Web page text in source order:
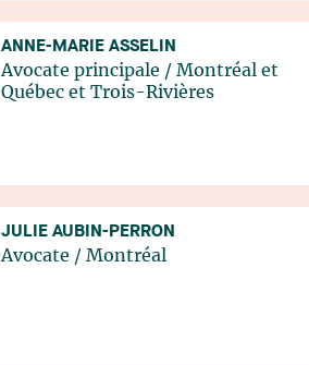
ANNE-MARIE ASSELIN
Avocate principale / Montréal
et
Québec et Trois-Rivières
JULIE AUBIN-PERRON
Avocate / Montréal